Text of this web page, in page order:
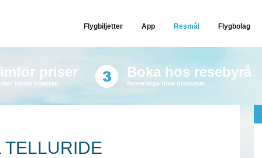
Flygbiljetter App Resmål Flygbolag
priser
den bästa biljetten
Boka hos resebyrå
förverkliga dina drömmar
TELLURIDE